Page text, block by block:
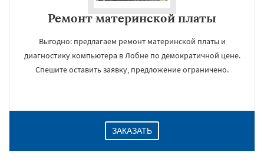
Ремонт материнской платы
Выгодно: предлагаем ремонт материнской платы и
диагностику компьютера в Лобне по демократичной цене.
Спешите оставить заявку, предложение ограничено.
ЗАКАЗАТЬ